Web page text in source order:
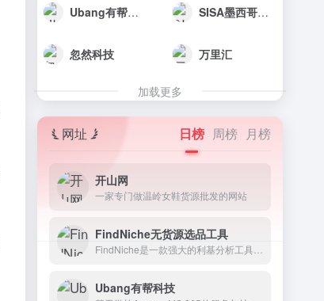
Ubang有帮科技 SISA墨西哥海外仓
忽然科技 万里汇
加载更多
网址 日榜 周榜 月榜
开山网
一家专门做温岭女鞋货源批发的网站
FindNiche无货源选品工具
Ubang有帮科技